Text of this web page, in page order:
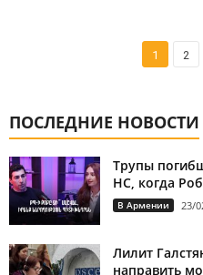
1 2
ПОСЛЕДНИЕ НОВОСТИ
Трупы
НС, когда
В Армении 23/
Лилит
направить